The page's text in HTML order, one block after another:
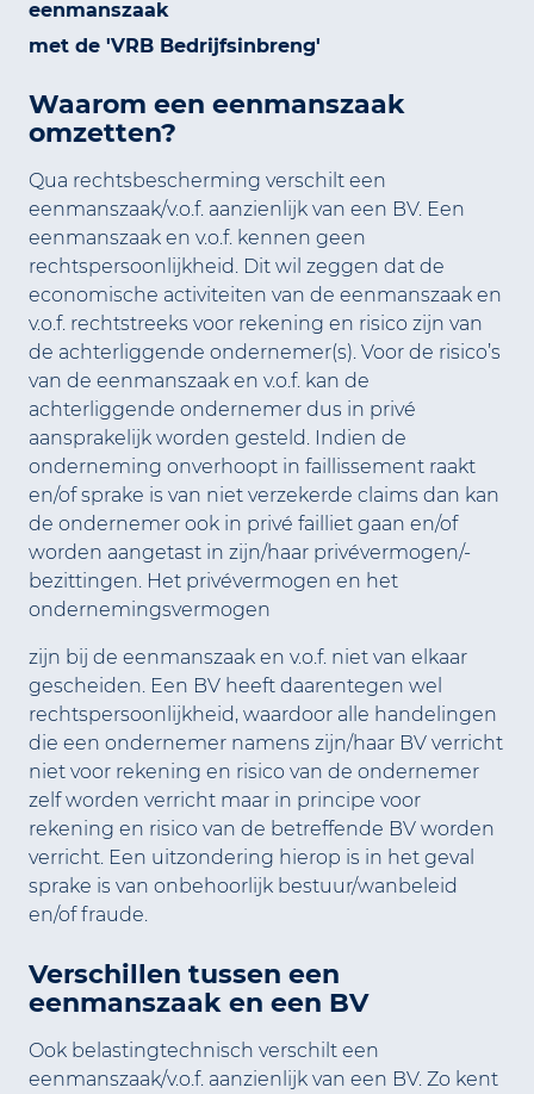
eenmanszaak
met de 'VRB Bedrijfsinbreng'
Waarom een eenmanszaak
omzetten?
Qua rechtsbescherming verschilt een
eenmanszaak/v.o.f. aanzienlijk van een BV. Een
eenmanszaak en v.o.f. kennen geen
rechtspersoonlijkheid. Dit wil zeggen dat de
economische activiteiten van de eenmanszaak en
v.o.f. rechtstreeks voor rekening en risico zijn van
de achterliggende ondernemer(s). Voor de risico’s
van de eenmanszaak en v.o.f. kan de
achterliggende ondernemer dus in privé
aansprakelijk worden gesteld. Indien de
onderneming onverhoopt in faillissement raakt
en/of sprake is van niet verzekerde claims dan kan
de ondernemer ook in privé failliet gaan en/of
worden aangetast in zijn/haar privévermogen/-
bezittingen. Het privévermogen en het
ondernemingsvermogen
zijn bij de eenmanszaak en v.o.f. niet van elkaar
gescheiden. Een BV heeft daarentegen wel
rechtspersoonlijkheid, waardoor alle handelingen
die een ondernemer namens zijn/haar BV verricht
niet voor rekening en risico van de ondernemer
zelf worden verricht maar in principe voor
rekening en risico van de betreffende BV worden
verricht. Een uitzondering hierop is in het geval
sprake is van onbehoorlijk bestuur/wanbeleid
en/of fraude.
Verschillen tussen een
eenmanszaak en een BV
Ook belastingtechnisch verschilt een
eenmanszaak/v.o.f. aanzienlijk van een BV. Zo kent